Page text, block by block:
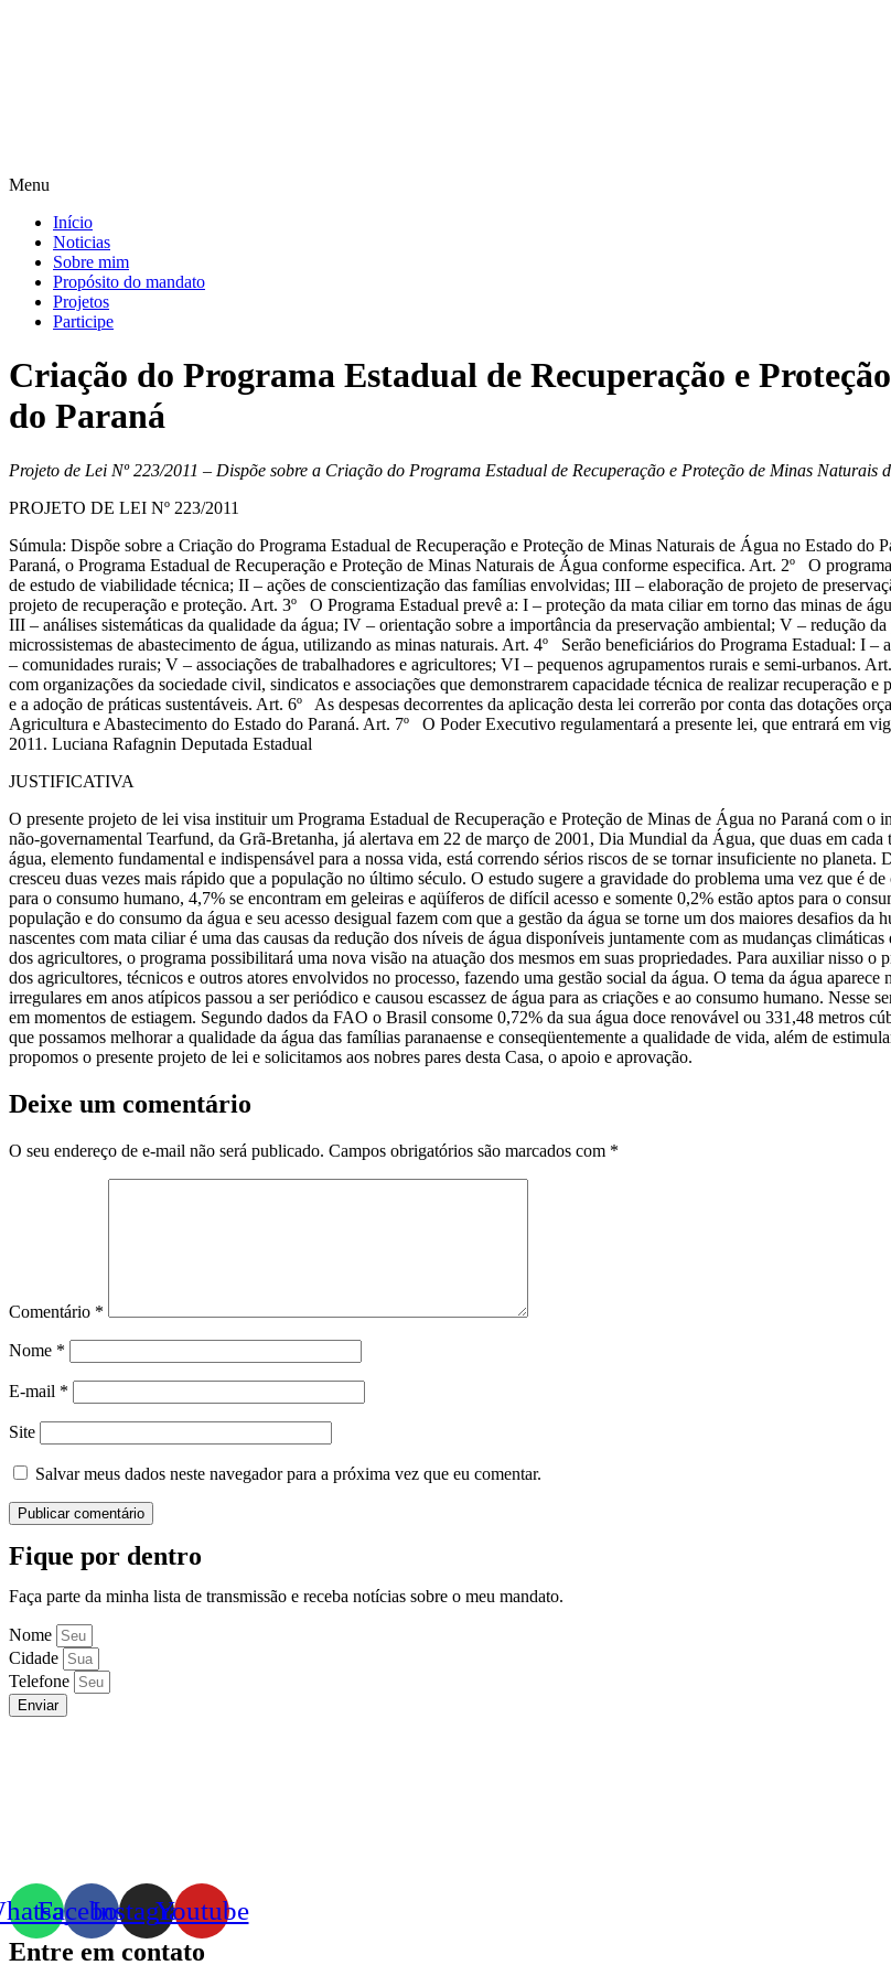
Menu
Início
Noticias
Sobre mim
Propósito do mandato
Projetos
Participe
Criação do Programa Estadual de Recuperação e
do Paraná
Projeto de Lei Nº 223/2011 – Dispõe sobre a Criação do Programa Estadual de Recuperação e Proteção de Minas Naturais
PROJETO DE LEI Nº 223/2011
Súmula: Dispõe sobre a Criação do Programa Estadual de Recuperação e Proteção de Minas Naturais de Água no Estado
Paraná, o Programa Estadual de Recuperação e Proteção de Minas Naturais de Água conforme especifica. Art. 2º O
de estudo de viabilidade técnica; II – ações de conscientização das famílias envolvidas; III – elaboração de projeto de
projeto de recuperação e proteção. Art. 3º O Programa Estadual prevê a: I – proteção da mata ciliar em torno das minas de
III – análises sistemáticas da qualidade da água; IV – orientação sobre a importância da preservação ambiental; V – redução
microssistemas de abastecimento de água, utilizando as minas naturais. Art. 4º Serão beneficiários do Programa Estadual: I
– comunidades rurais; V – associações de trabalhadores e agricultores; VI – pequenos agrupamentos rurais e semi-urbanos.
com organizações da sociedade civil, sindicatos e associações que demonstrarem capacidade técnica de realizar recuperação
e a adoção de práticas sustentáveis. Art. 6º As despesas decorrentes da aplicação desta lei correrão por conta das dotações
Agricultura e Abastecimento do Estado do Paraná. Art. 7º O Poder Executivo regulamentará a presente lei, que entrará em
2011. Luciana Rafagnin Deputada Estadual
JUSTIFICATIVA
O presente projeto de lei visa instituir um Programa Estadual de Recuperação e Proteção de Minas de Água no Paraná com o
não-governamental Tearfund, da Grã-Bretanha, já alertava em 22 de março de 2001, Dia Mundial da Água, que duas em
água, elemento fundamental e indispensável para a nossa vida, está correndo sérios riscos de se tornar insuficiente no
cresceu duas vezes mais rápido que a população no último século. O estudo sugere a gravidade do problema uma vez que é
para o consumo humano, 4,7% se encontram em geleiras e aqüíferos de difícil acesso e somente 0,2% estão aptos para o
população e do consumo da água e seu acesso desigual fazem com que a gestão da água se torne um dos maiores desafios da
nascentes com mata ciliar é uma das causas da redução dos níveis de água disponíveis juntamente com as mudanças
dos agricultores, o programa possibilitará uma nova visão na atuação dos mesmos em suas propriedades. Para auxiliar nisso
dos agricultores, técnicos e outros atores envolvidos no processo, fazendo uma gestão social da água. O tema da água
irregulares em anos atípicos passou a ser periódico e causou escassez de água para as criações e ao consumo humano.
em momentos de estiagem. Segundo dados da FAO o Brasil consome 0,72% da sua água doce renovável ou 331,48 metros
que possamos melhorar a qualidade da água das famílias paranaense e conseqüentemente a qualidade de vida, além de
propomos o presente projeto de lei e solicitamos aos nobres pares desta Casa, o apoio e aprovação.
Deixe um comentário
O seu endereço de e-mail não será publicado. Campos obrigatórios são marcados com *
Comentário *
Nome *
E-mail *
Site
Salvar meus dados neste navegador para a próxima vez que eu comentar.
Fique por dentro
Faça parte da minha lista de transmissão e receba notícias sobre o meu mandato.
Nome
Cidade
Telefone
Enviar
FacebookInstagramYoutube
Entre em contato